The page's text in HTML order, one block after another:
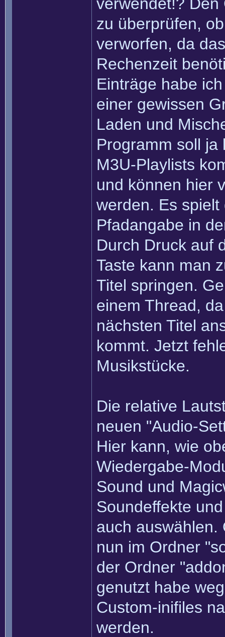
zu überprüfen,
verworfen, da
Rechenzeit
Einträge habe
einer gewissen
Laden und
Programm soll ja
M3U-Playlists
und können hier
werden. Es
Pfadangabe in
Durch Druck auf
Taste kann man
Titel springen.
einem Thread,
nächsten Titel
kommt. Jetzt
Musikstücke.
Die relative
neuen "Audio-
Hier kann, wie
Wiedergabe-
Sound und
Soundeffekte
auch auswählen.
nun im Ordner
der Ordner
genutzt habe
Custom-inifiles
werden.